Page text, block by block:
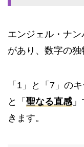
エンジェル・ナン
があり、数字の独
「1」と「7」の
と「 聖なる直感」
きます。